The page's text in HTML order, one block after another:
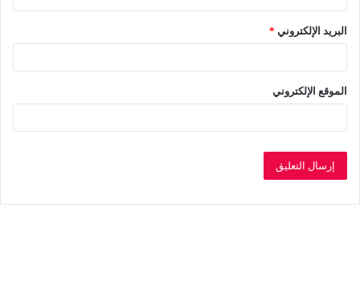
البريد الإلكتروني *
الموقع الإلكتروني